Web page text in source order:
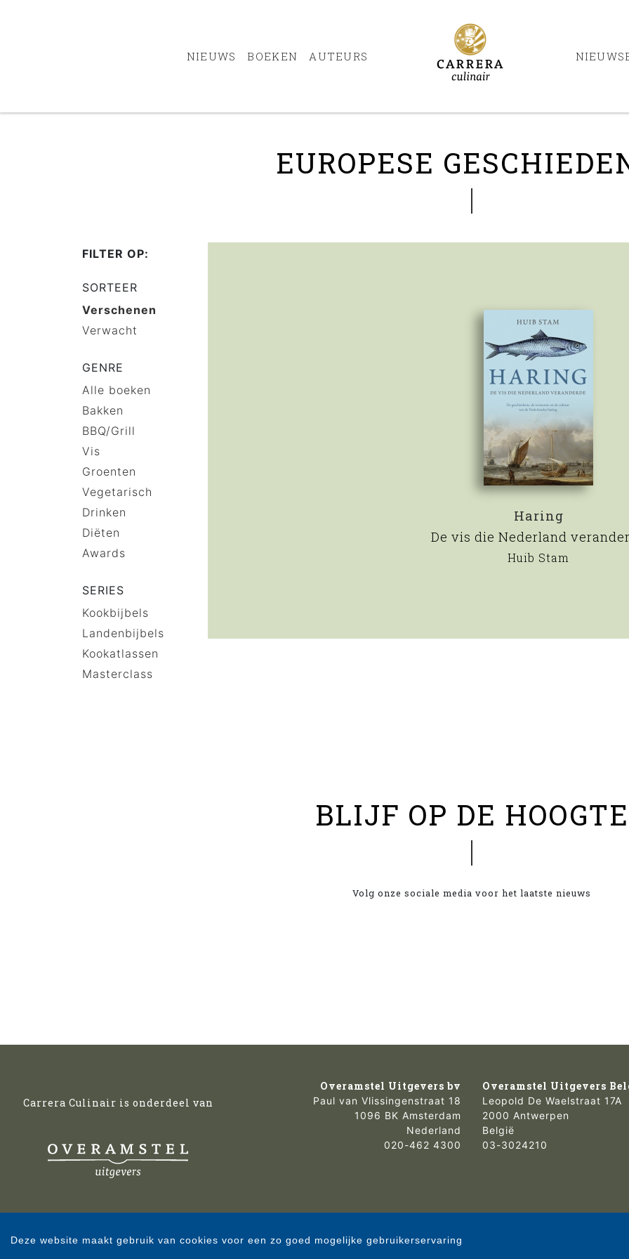
NIEUWS BOEKEN AUTEURS
EUROPESE
FILTER OP:
SORTEER
Verschenen
Verwacht
GENRE
Alle boeken
Bakken
BBQ/Grill
Vis
Groenten
Vegetarisch
Drinken
Diëten
Awards
SERIES
Kookbijbels
Landenbijbels
Kookatlassen
Masterclass
Haring
De vis die Nederland
Huib Stam
BLIJF OP DE HOOGTE
Volg onze sociale media voor het laatste nieuws
Carrera Culinair is onderdeel van
Overamstel Uitgevers bv
Paul van Vlissingenstraat 18
1096 BK Amsterdam
Nederland
020-462 4300
Overamstel Uitgevers
Leopold De Waelstraat 17A
2000 Antwerpen
België
03-3024210
Deze website maakt gebruik van cookies voor een zo goed mogelijke gebruikerservaring